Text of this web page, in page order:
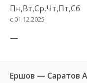
Пн,Вт,Ср,Чт,Пт,Сб
с 01.12.2025
—
Ершов — Саратов